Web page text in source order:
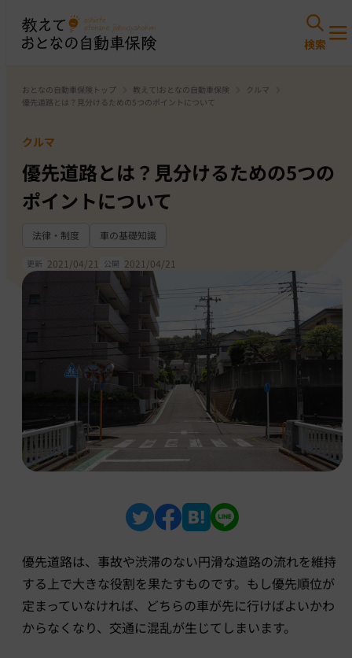
おとなの自動車保険トップ 教えて!おとなの自動車保険
クルマ
優先道路とは？見分けるための5つのポイントについて
クルマ
優先道路とは？見分けるための5つの
ポイントについて
法律・制度 車の基礎知識
更新 2021/04/21 公開 2021/04/21
優先道路は、事故や渋滞のない円滑な道路の流れを維持
する上で大きな役割を果たすものです。もし優先順位が
定まっていなければ、どちらの車が先に行けばよいかわ
からなくなり、交通に混乱が生じてしまいます。